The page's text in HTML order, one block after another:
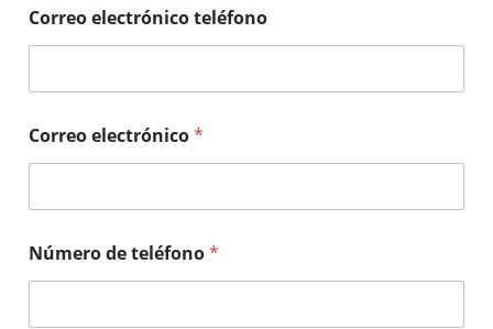
Correo electrónico teléfono
Correo electrónico*
Número de teléfono*